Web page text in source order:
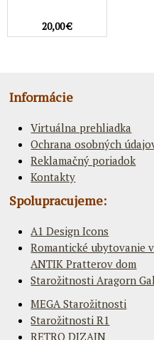
20,00 €
Informácie
Virtuálna prehliadka
Ochrana osobných
Reklamačný poriadok
Kontakty
Spolupracujeme:
A1 Design Icons
Romantické ubytovanie
ANTIK Pratterov dom
Starožitnosti Aragorn
MEGA Starožitnosti
Starožitnosti R1
RETRO DIZAJN